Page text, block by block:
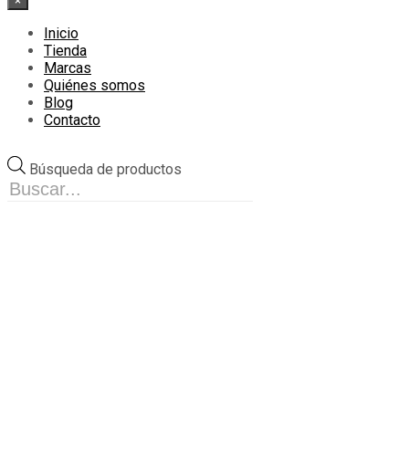
Inicio
Tienda
Marcas
Quiénes somos
Blog
Contacto
Búsqueda de productos